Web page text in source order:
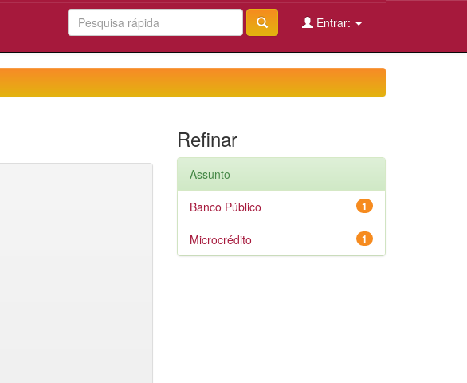
Entrar:
Refinar
Assunto
1
Banco Público
1
Microcrédito